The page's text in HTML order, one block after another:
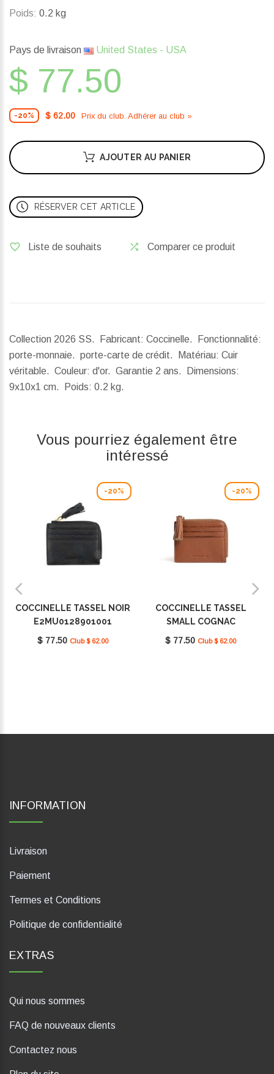
Poids: 0.2 kg
Pays de livraison United States - USA
$ 77.50
-20% $ 62.00 Prix ​​du club. Adhérer au club »
AJOUTER AU PANIER
RÉSERVER CET ARTICLE
Liste de souhaits Comparer ce produit
Collection 2026 SS. Fabricant: Coccinelle. Fonctionnalité:
porte-monnaie. porte-carte de crédit. Matériau: Cuir
véritable. Couleur: d'or. Garantie 2 ans.
Dimensions:
9x10x1 cm.
Poids: 0.2 kg.
Vous pourriez également être
intéressé
-20%
COCCINELLE TASSEL NOIR
E2MU0128901001
$ 77.50 Club $ 62.00
-20%
COCCINELLE TASSEL
SMALL COGNAC
E2MU0128901W11
$ 77.50 Club $ 62.00
INFORMATION
Livraison
Paiement
Termes et Conditions
Politique de confidentialité
EXTRAS
Qui nous sommes
FAQ de nouveaux clients
Contactez nous